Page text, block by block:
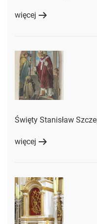
więcej
Święty Stanisław
więcej